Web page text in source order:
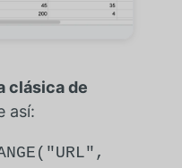
clásica de
así: